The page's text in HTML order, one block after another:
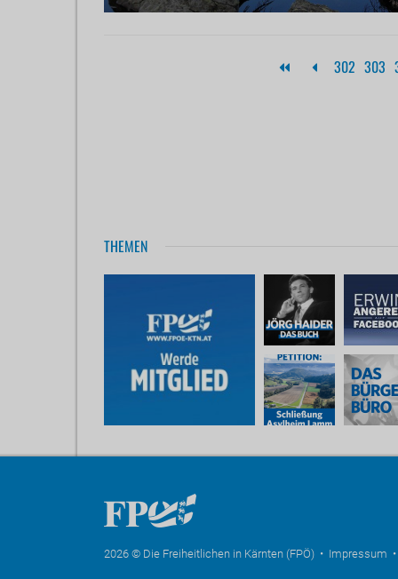
302 303
THEMEN
2026 © Die Freiheitlichen in Kärnten (FPÖ) • Impressum